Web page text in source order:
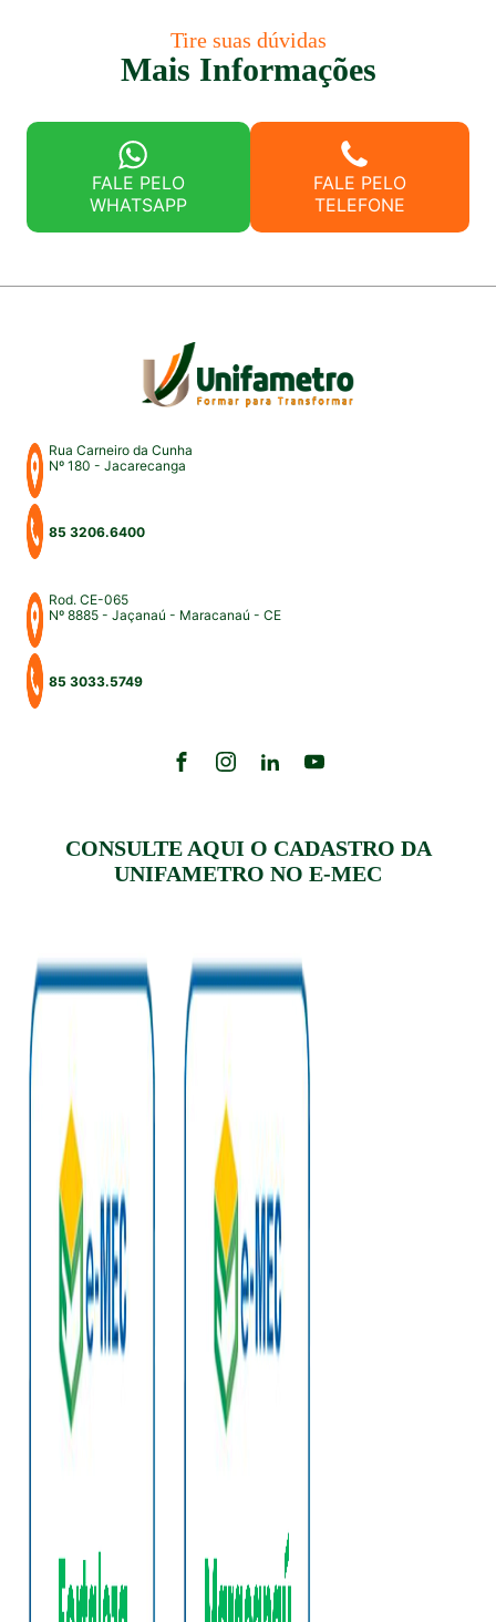
Tire suas dúvidas
Mais Informações
FALE PELO
WHATSAPP
FALE PELO
TELEFONE
Rua Carneiro da Cunha
Nº 180 - Jacarecanga
85 3206.6400
Rod. CE-065
Nº 8885 - Jaçanaú - Maracanaú - CE
85 3033.5749
CONSULTE AQUI O CADASTRO DA
UNIFAMETRO NO E-MEC